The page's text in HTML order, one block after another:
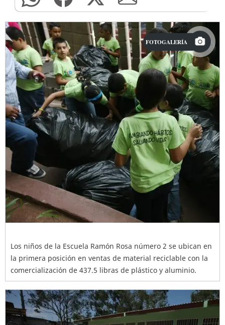
FOTOGALERÍA
Los niños de la Escuela Ramón Rosa número 2 se ubican en
la primera posición en ventas de material reciclable con la
comercialización de 437.5 libras de plástico y aluminio.